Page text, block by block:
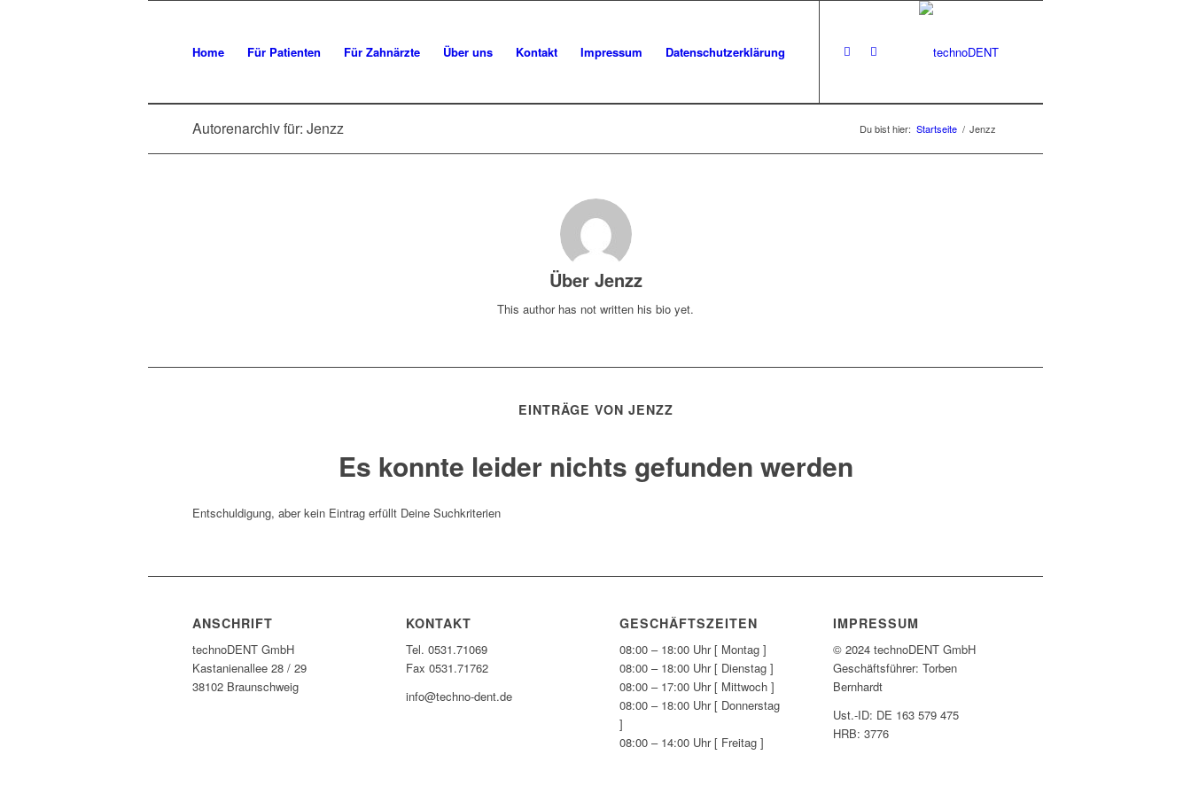
Home Für Patienten Für Zahnärzte Über uns Kontakt Impressum Datenschutzerklärung
Autorenarchiv für: Jenzz Du bist hier: Startseite / Jenzz
Über Jenzz
This author has not written his bio yet.
EINTRÄGE VON JENZZ
Es konnte leider nichts gefunden werden
Entschuldigung, aber kein Eintrag erfüllt Deine Suchkriterien
ANSCHRIFT
technoDENT GmbH
Kastanienallee 28 / 29
38102 Braunschweig
KONTAKT
Tel. 0531.71069
Fax 0531.71762
info@techno-dent.de
GESCHÄFTSZEITEN
08:00 – 18:00 Uhr [ Montag ]
08:00 – 18:00 Uhr [ Dienstag ]
08:00 – 17:00 Uhr [ Mittwoch ]
08:00 – 18:00 Uhr [ Donnerstag
]
08:00 – 14:00 Uhr [ Freitag ]
IMPRESSUM
© 2024 technoDENT GmbH
Geschäftsführer: Torben
Bernhardt
Ust.-ID: DE 163 579 475
HRB: 3776